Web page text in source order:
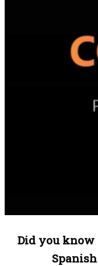
Did you